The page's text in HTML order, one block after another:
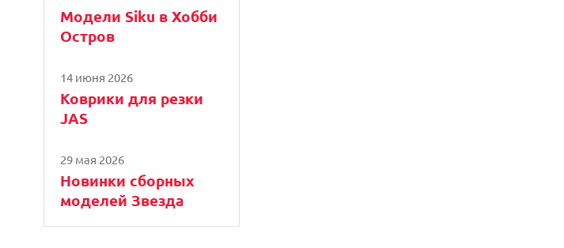
Модели Siku в Хобби
Остров
14 июня 2026
Коврики для резки
JAS
29 мая 2026
Новинки сборных
моделей Звезда